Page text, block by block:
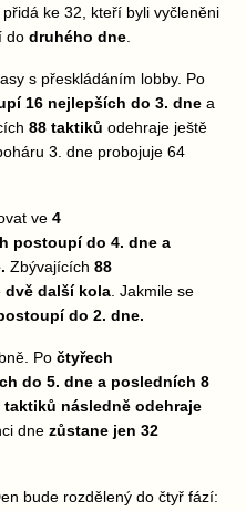
ke 32, kteří byli vyčleněni
do druhého dne
s přeskládáním lobby. Po
16 nejlepších do 3. dne a
88 taktiků odehraje ještě
3. dne probojuje 64
ve 4
postoupí do 4. dne a
Zbývajících 88
dvě další kola . Jakmile se
do 2. dne.
Po čtyřech
do 5. dne a posledních 8
taktiků následně odehraje
dne zůstane jen 32
bude rozdělený do čtyř fází: